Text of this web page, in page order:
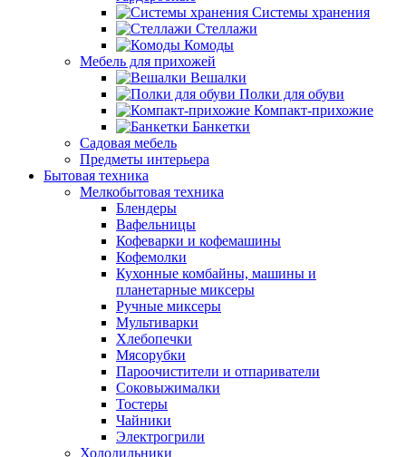
Системы хранения
Стеллажи
Комоды
Мебель для прихожей
Вешалки
Полки для обуви
Компакт-прихожие
Банкетки
Садовая мебель
Предметы интерьера
Бытовая техника
Мелкобытовая техника
Блендеры
Вафельницы
Кофеварки и кофемашины
Кофемолки
Кухонные комбайны, машины и
планетарные миксеры
Ручные миксеры
Мультиварки
Хлебопечки
Мясорубки
Пароочистители и отпариватели
Соковыжималки
Тостеры
Чайники
Электрогрили
Холодильники